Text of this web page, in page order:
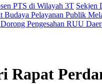
PTS di Wilayah 3T Sekjen
Budaya Pelayanan Publik
Pengesahan RUU